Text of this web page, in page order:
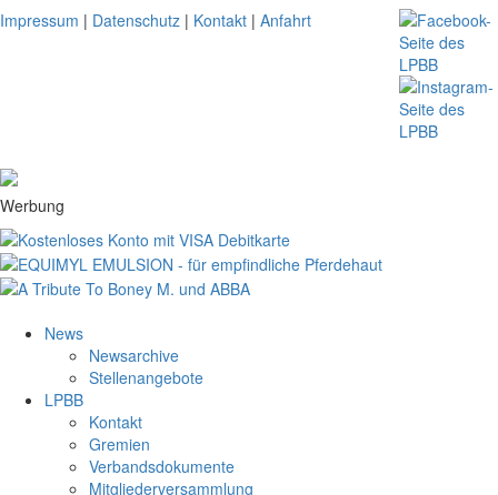
Impressum | Datenschutz | Kontakt | Anfahrt
Werbung
News
Newsarchive
Stellenangebote
LPBB
Kontakt
Gremien
Verbandsdokumente
Mitgliederversammlung